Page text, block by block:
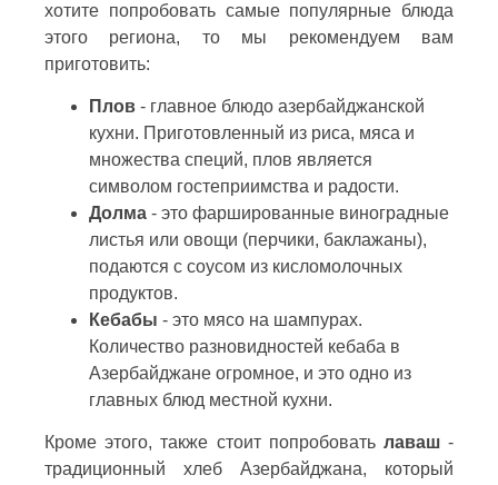
хотите попробовать самые популярные блюда
этого региона, то мы рекомендуем вам
приготовить:
Плов - главное блюдо азербайджанской
кухни. Приготовленный из риса, мяса и
множества специй, плов является
символом гостеприимства и радости.
Долма - это фаршированные виноградные
листья или овощи (перчики, баклажаны),
подаются с соусом из кисломолочных
продуктов.
Кебабы - это мясо на шампурах.
Количество разновидностей кебаба в
Азербайджане огромное, и это одно из
главных блюд местной кухни.
Кроме этого, также стоит попробовать лаваш-
традиционный хлеб Азербайджана, который